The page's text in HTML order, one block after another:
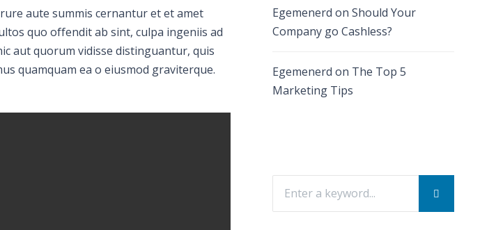
aute summis cernantur et et amet
quo offendit ab sint, culpa ingeniis ad
aut quorum vidisse distinguantur, quis
quamquam ea o eiusmod graviterque.
Egemenerd on Should Your
Company go Cashless?
Egemenerd on The Top 5
Marketing Tips